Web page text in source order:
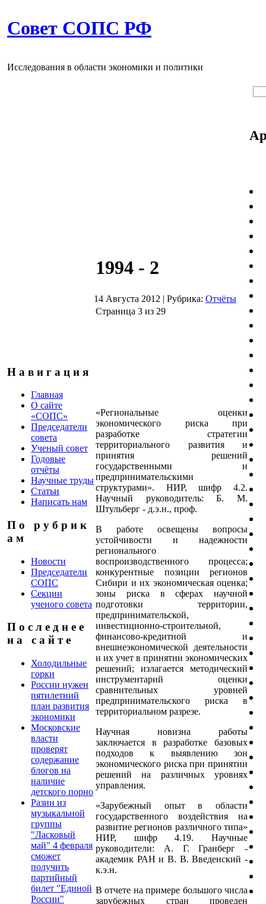
Совет СОПС РФ
Исследования в области экономики и политики
Н а в и г а ц и я
Главная
О сайте
«СОПС»
Председатели
совета
Ученый совет
Годовые
отчёты
Научные труды
Статьи
Написать нам
П о р у б р и к
а м
Новости
Председатели
СОПС
Секции
ученого совета
П о с л е д н е е
н а с а й т е
Холодильные
горки
России нужен
пятилетний
план развития
экономики
Московские
власти
проверят
содержание
блогов на
наличие
детского порно
Разин из
музыкальной
группы
"Ласковый
май" 4 февраля
сможет
получить
партийный
билет "Единой
России"
1994 - 2
14 Августа 2012 | Рубрика: Отчёты
Страница 3 из 29
«Региональные оценки
экономического риска при
разработке стратегии
территориального развития и
принятия решений
государственными и
предпринимательскими
структурами». НИР, шифр 4.2.
Научный руководитель: Б. М.
Штульберг - д.э.н., проф.
В работе освещены вопросы
устойчивости и надежности
регионального
воспроизводственного процесса;
конкурентные позиции регионов
Сибири и их экономическая оценка;
зоны риска в сферах научной
подготовки территории,
предпринимательской,
инвестиционно-строительной,
финансово-кредитной и
внешнеэкономической деятельности
и их учет в принятии экономических
решений; излагается методический
инструментарий оценки
сравнительных уровней
предпринимательского риска в
территориальном разрезе.
Научная новизна работы
заключается в разработке базовых
подходов к выявлению зон
экономического риска при принятии
решений на различных уровнях
управления.
«Зарубежный опыт в области
государственного воздействия на
развитие регионов различного типа»
НИР, шифр 4.19. Научные
руководители: А. Г. Гранберг -
академик РАН и В. В. Введенский -
к.э.н.
В отчете на примере большого числа
зарубежных стран проведен